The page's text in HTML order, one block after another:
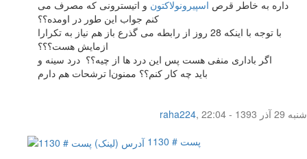
داره به خاطر قرص اسپیرونولاکتون و اتیسترونی که مصرف می
کنم جواب این طور در اومده؟؟
با توجه با اینکه 28 روز از رابطه می گذرع باز هم نیاز به تکرارا
ازمایش هست؟؟؟
اگر باداری منفی هست پس این درد ها از چیه؟؟ درد سینه و
ترشحات هم دارم lباید چه کار کنم؟؟ ممنون
raha224,
شنبه 29 آذر 1393 - 22:04
پست # 1130